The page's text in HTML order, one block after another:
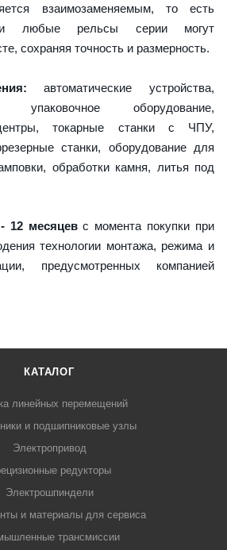
взаимозаменяемым, то есть
любые рельсы серии могут
сохраняя точность и размерность.
автоматические устройства,
упаковочное оборудование,
токарные станки с ЧПУ,
станки, оборудование для
обработки камня, литья под
12 месяцевс момента покупки при
технологии монтажа, режима и
предусмотренных компанией
КАТАЛОГ
линейных перемещений
и подшипниковые узлы
Электропривод
редукторы
Электрошпиндели
и материалы для сервиса
трансмиссии